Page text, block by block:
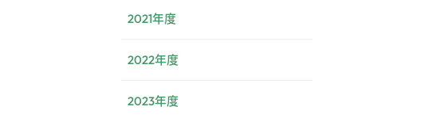
2021年度
2022年度
2023年度